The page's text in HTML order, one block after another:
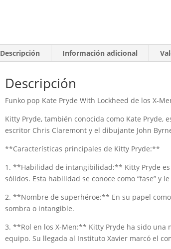
Descripción Información adicional
Descripción
Funko pop Kate Pryde With Lockheed de los X-
Kitty Pryde, también conocida como Kate Pryde,
escritor Chris Claremont y el dibujante John
**Características principales de Kitty Pryde:**
1. **Habilidad de intangibilidad:** Kitty Pryde
sólidos. Esta habilidad se conoce como “fase” y
2. **Nombre de superhéroe:** En su papel
sombra o intangible.
3. **Rol en los X-Men:** Kitty Pryde ha sido
equipo. Su llegada al Instituto Xavier marcó el